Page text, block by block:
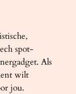
spot-
Als
wilt
jou.